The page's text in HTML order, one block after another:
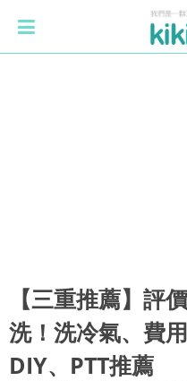
【三重推薦】評
洗！洗冷氣、費
DIY、PTT推薦